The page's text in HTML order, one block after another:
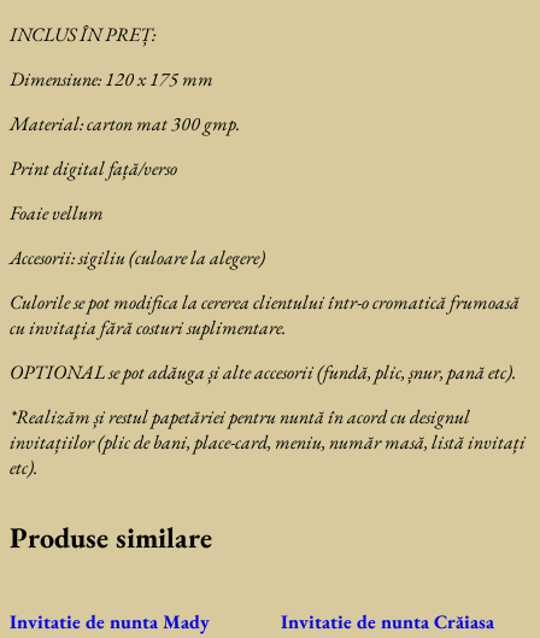
INCLUS ÎN PREȚ:
Dimensiune: 120 x 175 mm
Material: carton mat 300 gmp.
Print digital față/verso
Foaie vellum
Accesorii: sigiliu (culoare la alegere)
Culorile se pot modifica la cererea clientului într-o cromatică frumoasă
cu invitaţia fără costuri suplimentare.
OPTIONAL se pot adăuga și alte accesorii (fundă, plic, șnur, pană etc).
*Realizăm și restul papetăriei pentru nuntă în acord cu designul
invitațiilor (plic de bani, place-card, meniu, număr masă, listă invitați
etc).
Produse similare
Invitatie de nunta Mady Invitatie de nunta Crăiasa